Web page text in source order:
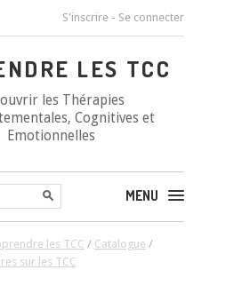
S'inscrire - Se connecter
LES TCC
les Thérapies
Cognitives et
Emotionnelles
MENU
les TCC / Catalogue /
sur les TCC